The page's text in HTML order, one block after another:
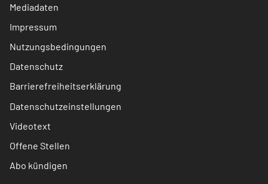
Mediadaten
Impressum
Nutzungsbedingungen
Datenschutz
Barrierefreiheitserklärung
Datenschutzeinstellungen
Videotext
Offene Stellen
Abo kündigen